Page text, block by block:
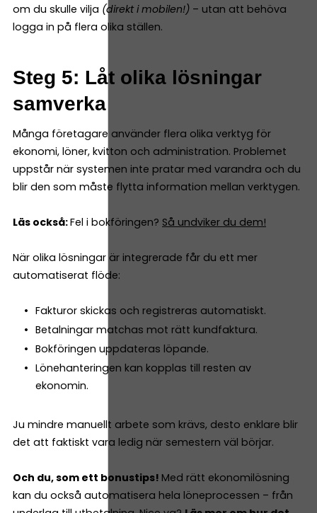
om du skulle vilja (direkt i mobilen!) – utan att behöva
logga in på flera olika ställen.
Steg 5: Låt olika lösningar
samverka
Många företagare använder flera olika verktyg för
ekonomi, löner, kvitton och administration. Problemet
uppstår när systemen inte pratar med varandra och du
blir den som måste flytta information mellan verktygen.
Läs också:Fel i bokföringen? Så undviker du dem!
När olika lösningar är integrerade får du ett mer
automatiserat flöde:
Fakturor skickas och registreras automatiskt.
Betalningar matchas mot rätt kundfaktura.
Bokföringen uppdateras löpande.
Lönehanteringen kan kopplas till resten av
ekonomin.
Ju mindre manuellt arbete som krävs, desto enklare blir
det att faktiskt vara ledig när semestern väl börjar.
Och du, som ett bonustips! Med rätt ekonomilösning
kan du också automatisera hela löneprocessen – från